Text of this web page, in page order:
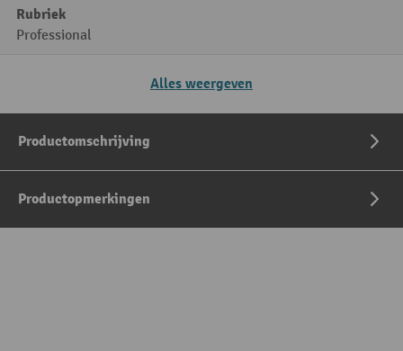
Rubriek
Professional
Alles weergeven
Productomschrijving
Productopmerkingen